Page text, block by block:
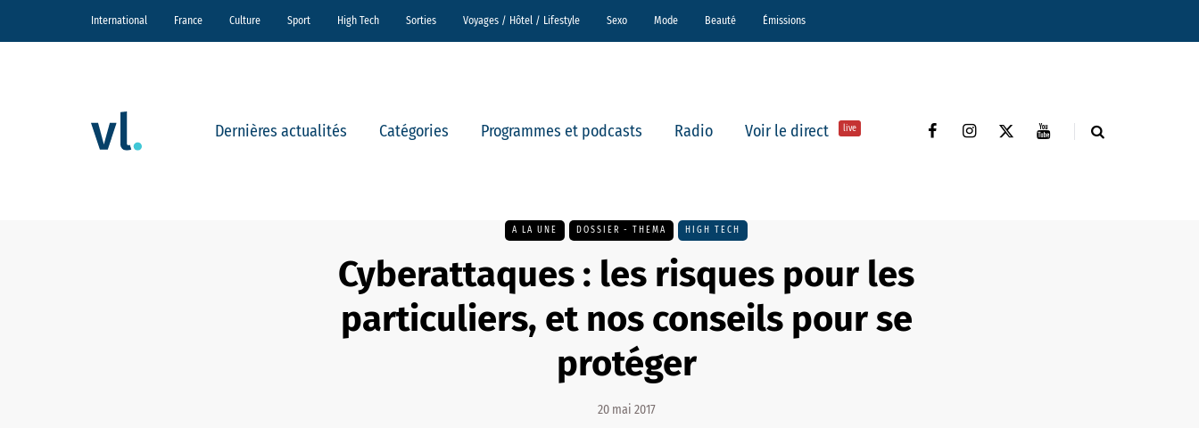
International France Culture Sport High Tech Sorties Voyages / Hôtel / Lifestyle Sexo Mode Beauté Émissions
Dernières actualités Catégories Programmes et podcasts Radio Voir le direct live
A LA UNE DOSSIER - THEMA HIGH TECH
Cyberattaques : les risques pour les
particuliers, et nos conseils pour se
protéger
20 mai 2017